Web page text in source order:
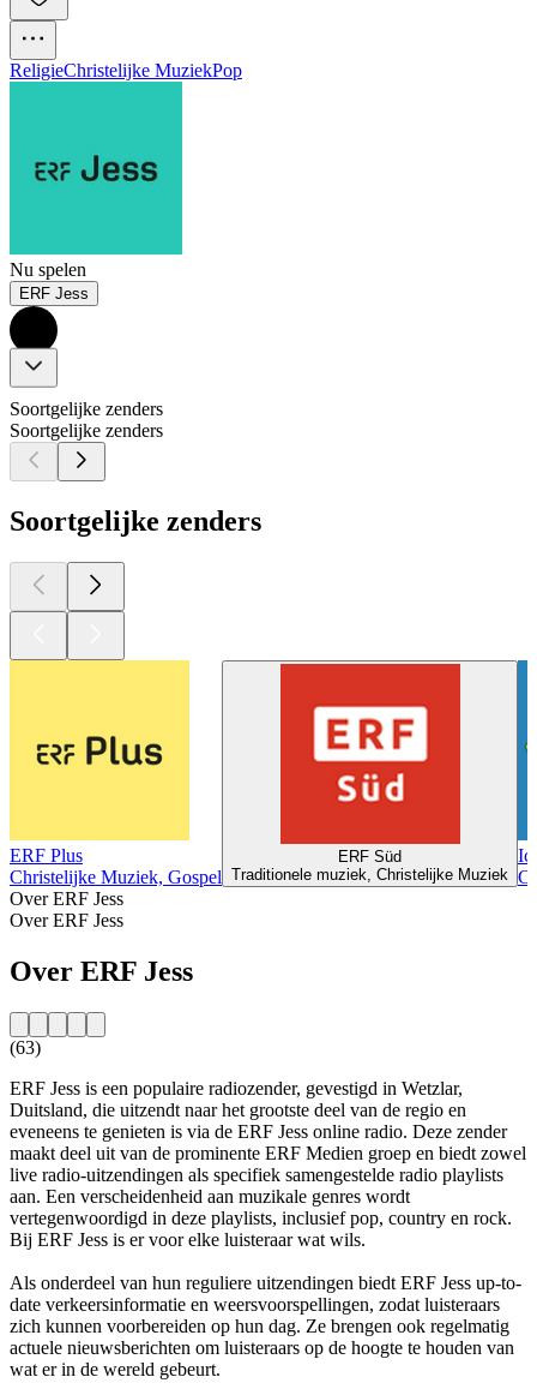
ReligieChristelijke MuziekPop
Nu spelen
ERF Jess
Soortgelijke zenders
Soortgelijke zenders
Soortgelijke zenders
ERF Plus
Christelijke Muziek, Gospel
ERF Süd
Traditionele muziek, Christelijke Muziek
Over ERF Jess
Over ERF Jess
Over ERF Jess
(63)
ERF Jess is een populaire radiozender, gevestigd in Wetzlar,
Duitsland, die uitzendt naar het grootste deel van de regio en
eveneens te genieten is via de ERF Jess online radio. Deze zender
maakt deel uit van de prominente ERF Medien groep en biedt zowel
live radio-uitzendingen als specifiek samengestelde radio playlists
aan. Een verscheidenheid aan muzikale genres wordt
vertegenwoordigd in deze playlists, inclusief pop, country en rock.
Bij ERF Jess is er voor elke luisteraar wat wils.
Als onderdeel van hun reguliere uitzendingen biedt ERF Jess up-to-
date verkeersinformatie en weersvoorspellingen, zodat luisteraars
zich kunnen voorbereiden op hun dag. Ze brengen ook regelmatig
actuele nieuwsberichten om luisteraars op de hoogte te houden van
wat er in de wereld gebeurt.